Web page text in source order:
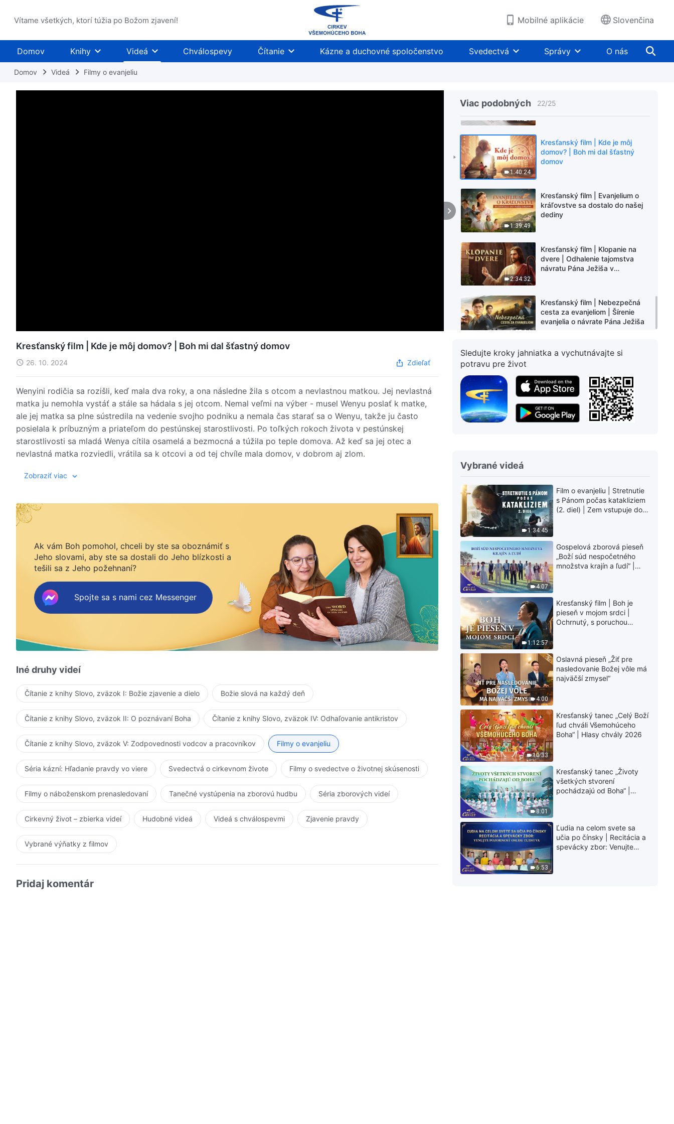
Vítame všetkých, ktorí túžia po Božom zjavení! Mobilné aplikácie Slovenčina
Domov Knihy Videá Chválospevy Čítanie Kázne a duchovné spoločenstvo Svedectvá Správy O nás
Domov Videá Filmy o evanjeliu
Viac podobných 22/25
a vítanie návratu Pána
47:24
Boha | Zjavenie a dielo
Všemohúceho Boha: Dejiny
zrodu a vývoja Cirkvi
1:40:24
Kresťanský film | Kde je môj
domov? | Boh mi dal šťastný
domov
1:39:49
Kresťanský film | Evanjelium o
kráľovstve sa dostalo do našej
dediny
2:34:32
Kresťanský film | Klopanie na
dvere | Odhalenie tajomstva
návratu Pána Ježiša v
1:57:24
Kresťanský film | Nebezpečná
cesta za evanjeliom | Šírenie
evanjelia o návrate Pána Ježiša
Kresťanský film | Kde je môj domov? | Boh mi dal šťastný domov
26. 10. 2024 Zdieľať
Wenyini rodičia sa rozišli, keď mala dva roky, a ona následne žila s otcom a nevlastnou matkou. Jej nevlastná
matka ju nemohla vystáť a stále sa hádala s jej otcom. Nemal veľmi na výber - musel Wenyu poslať k matke,
ale jej matka sa plne sústredila na vedenie svojho podniku a nemala čas starať sa o Wenyu, takže ju často
posielala k príbuzným a priateľom do pestúnskej starostlivosti. Po toľkých rokoch života v pestúnskej
starostlivosti sa mladá Wenya cítila osamelá a bezmocná a túžila po teple domova. Až keď sa jej otec a
nevlastná matka rozviedli, vrátila sa k otcovi a od tej chvíle mala domov, v dobrom aj zlom.
Keď Wenya vyrástla, bola veľmi opatrná a poslušná a usilovne sa učila. Ale práve keď sa poctivo pripravovala
Wenyinho otca potom hospitalizovali s rakovinou pečene… Wenya v žiadnom prípade nevládala prevziať
bremeno domácnosti, takže jediné, čo mohla urobiť, bolo prosiť príbuzných a priateľov, ale tí ju odmietli…
Práve v čase, keď Wenya trpela a bola v bezvýchodiskovej situácii, dve sestry z Cirkvi Všemohúceho Boha
podali Wenyi, jej matke a sestre svedectvo o diele Všemohúceho Boha v posledných dňoch. Zo slov
Všemohúceho Boha pochopili, v čom spočíva pôvod bolesti v živote ľudí, ako aj to, že len ak ľudia predstúpia
pred Boha, môžu získať Jeho ochranu a žiť v šťastí. Len vďaka úteche z Božích slov sa matka a dcéry dokázali
dostať zo svojej bolesti a bezmocnosti. Wenya skutočne zakúsila Božiu lásku a milosrdenstvo; konečne
pocítila teplo domova a prišla do skutočného domova…
Zobraziť viac
Ak vám Boh pomohol, chceli by ste sa oboznámiť s
Jeho slovami, aby ste sa dostali do Jeho blízkosti a
tešili sa z Jeho požehnaní?
Spojte sa s nami cez Messenger
Iné druhy videí
Čítanie z knihy Slovo, zväzok I: Božie zjavenie a dielo Božie slová na každý deň
Čítanie z knihy Slovo, zväzok II: O poznávaní Boha Čítanie z knihy Slovo, zväzok IV: Odhaľovanie antikristov
Čítanie z knihy Slovo, zväzok V: Zodpovednosti vodcov a pracovníkov Filmy o evanjeliu
Séria kázní: Hľadanie pravdy vo viere Svedectvá o cirkevnom živote Filmy o svedectve o životnej skúsenosti
Filmy o náboženskom prenasledovaní Tanečné vystúpenia na zborovú hudbu Séria zborových videí
Cirkevný život – zbierka videí Hudobné videá Videá s chválospevmi Zjavenie pravdy
Vybrané výňatky z filmov
Pridaj komentár
Sledujte kroky jahniatka a vychutnávajte si
potravu pre život
Vybrané videá
1:34:45
Film o evanjeliu | Stretnutie
s Pánom počas katakliziem
(2. diel) | Zem vstupuje do
odpočítavať čas. Našli ste
spôsob, ako prežiť?
4:07
Gospelová zborová pieseň
„Boží súd nespočetného
množstva krajín a ľudí“ |
1:12:57
Kresťanský film | Boh je
pieseň v mojom srdci |
Ochrnutý, s poruchou
4:00
Oslavná pieseň „Žiť pre
nasledovanie Božej vôle má
najväčší zmysel“
10:33
Kresťanský tanec „Celý Boží
ľud chváli Všemohúceho
Boha“ | Hlasy chvály 2026
8:01
Kresťanský tanec „Životy
všetkých stvorení
pochádzajú od Boha“ |
6:53
Ľudia na celom svete sa
učia po čínsky | Recitácia a
spevácky zbor: Venujte